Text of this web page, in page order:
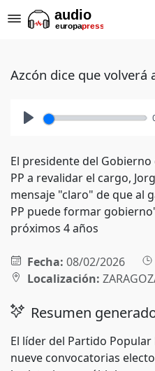
Azcón dice que volverá
El presidente del
PP a revalidar el cargo,
mensaje "claro" de que al
PP puede formar
próximos 4 años
Fecha: 08/02/2026
Localización:
Resumen
El líder del Partido
nueve convocatorias